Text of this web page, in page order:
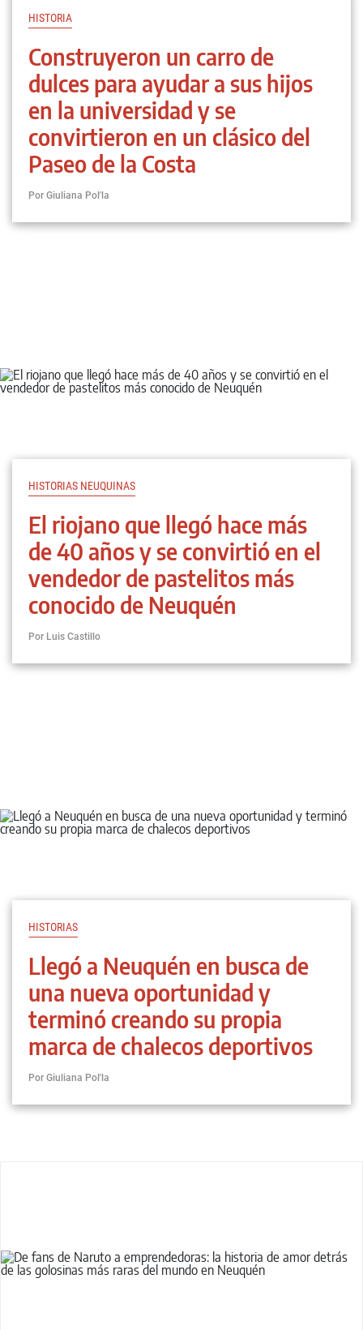
HISTORIA
Construyeron un carro de
dulces para ayudar a sus hijos
en la universidad y se
convirtieron en un clásico del
Paseo de la Costa
Por Giuliana Pol'la
HISTORIAS NEUQUINAS
El riojano que llegó hace más
de 40 años y se convirtió en el
vendedor de pastelitos más
conocido de Neuquén
Por Luis Castillo
HISTORIAS
Llegó a Neuquén en busca de
una nueva oportunidad y
terminó creando su propia
marca de chalecos deportivos
Por Giuliana Pol'la